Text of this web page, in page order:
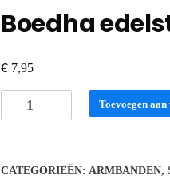
Boedha
€ 7,95
Boedha
edelsteen
Toevoegen
CATEGORIEËN: ARMBANDEN,